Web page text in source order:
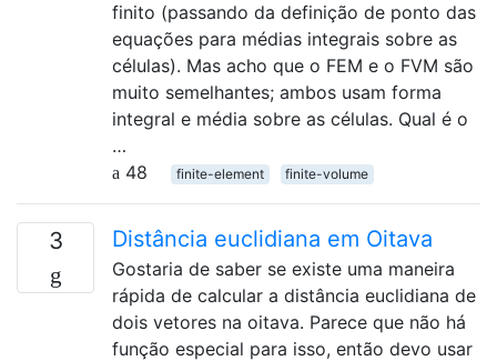
finito (passando da definição de ponto das
equações para médias integrais sobre as
células). Mas acho que o FEM e o FVM são
muito semelhantes; ambos usam forma
integral e média sobre as células. Qual é o
…
48
finite-element finite-volume
3 Distância euclidiana em Oitava
Gostaria de saber se existe uma maneira
rápida de calcular a distância euclidiana de
dois vetores na oitava. Parece que não há
função especial para isso, então devo usar